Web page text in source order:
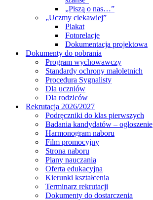
„Piszą o nas…”
„Uczmy ciekawiej”
Plakat
Fotorelacje
Dokumentacja projektowa
Dokumenty do pobrania
Program wychowawczy
Standardy ochrony małoletnich
Procedura Sygnalisty
Dla uczniów
Dla rodziców
Rekrutacja 2026/2027
Podręczniki do klas pierwszych
Badania kandydatów – ogłoszenie
Harmonogram naboru
Film promocyjny
Strona naboru
Plany nauczania
Oferta edukacyjna
Kierunki kształcenia
Terminarz rekrutacji
Dokumenty do dostarczenia